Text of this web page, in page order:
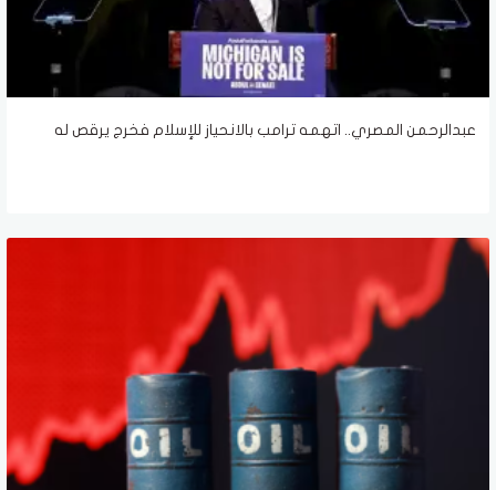
عبدالرحمن المصري.. اتهمه ترامب بالانحياز للإسلام فخرج يرقص له